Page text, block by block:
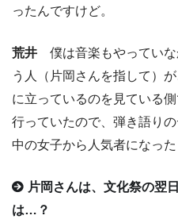
ったんですけど。
荒井 僕は音楽もやっていな
う人（片岡さんを指して）
に立っているのを見ている
行っていたので、弾き語り
中の女子から人気者になった
片岡さんは、文化祭の翌
は…？